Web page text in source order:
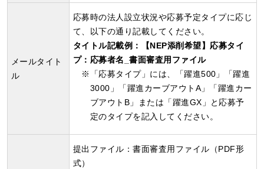
メールタイト
ル
応募時の法人設立状況や応募予定タイプに応じ
て、以下の通り記載してください。
タイトル記載例：【NEP添削希望】応募タイ
プ：応募者名_書面審査用ファイル
「応募タイプ」には、「躍進500」「躍進
3000」「躍進カーブアウトA」「躍進カー
ブアウトB」または「躍進GX」と応募予
定のタイプを記入してください。
提出ファイル：書面審査用ファイル（PDF形
式）